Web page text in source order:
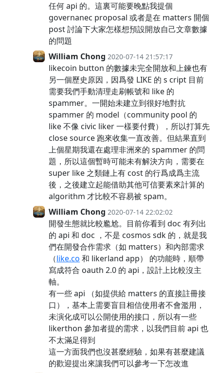
任何 api 的。這裏可能要晚點我提個
governanec proposal 或者是在 matters 開個
post 討論下大家怎樣想預設開放自己文章數據
的問題
William Chong 2020-07-14 21:57:17
likecoin button 的數據未完全開放和上鍊也有
另一個歷史原因，因爲發 LIKE 的 s cript 目前
需要我們手動清理走刷帳號和 like 的
spammer。一開始未建立到很好地對抗
spammer 的 model（community pool 的
like 不像 civic liker 一樣要付費），所以打算先
close source 跑來收集一直改善。但結果直到
上個星期我還在處理非洲來的 spammer 的問
題，所以這個暫時可能未有解決方向，需要在
super like 之類鏈上有 cost 的行爲成爲主流
後，之後建立起能借助其他可信要素來計算的
algorithm 才比較不容易被 spam。
William Chong 2020-07-14 22:02:02
開發生態就比較尷尬。目前你看到 doc 有列出
的 api 和 doc ，不是 cosmos sdk 的，就是我
們在開發合作需求（如 matters）和內部需求
（like.co 和 likerland app） 的功能時，順帶
寫成符合 oauth 2.0 的 api，設計上比較沒主
軸。
有一些 api （如提供給 matters 的直接註冊接
口），基本上需要盲目相信使用者不會濫用，
未演化成可以公開使用的接口，所以有一些
likerthon 參加者提的需求，以我們目前 api 也
不太滿足得到
這一方面我們也沒甚麼經驗，如果有甚麼建議
的歡迎提出來讓我們可以參考一下怎改進